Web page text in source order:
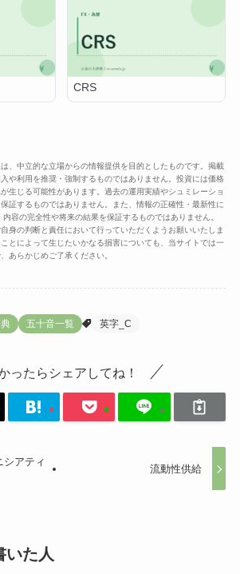
CRS
、中立的な立場からの情報提供を目的としたものです。掲載
や利用を推奨・強制するものではありません。投資には価格
生じる可能性があります。過去の運用実績やシュミレーショ
証するものではありません。また、情報の正確性・最新性に
容の完全性や将来の結果を保証するものではありません。
身の判断と責任において行っていただくようお願いいたしま
とによって生じたいかなる損害についても、当サイトでは一
あらかじめご了承ください。
五十音一覧 英字_C
ったらシェアしてね！
シアティ
流動性供給
いた人